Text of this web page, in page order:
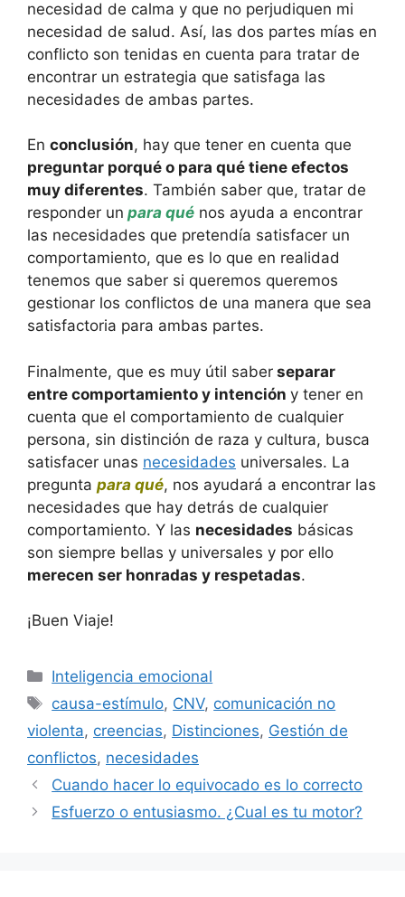
necesidad de calma y que no perjudiquen mi
necesidad de salud. Así, las dos partes mías en
conflicto son tenidas en cuenta para tratar de
encontrar un estrategia que satisfaga las
necesidades de ambas partes.
En conclusión, hay que tener en cuenta que
preguntar porqué o para qué tiene efectos
muy diferentes. También saber que, tratar de
responder un para qué nos ayuda a encontrar
las necesidades que pretendía satisfacer un
comportamiento, que es lo que en realidad
tenemos que saber si queremos queremos
gestionar los conflictos de una manera que sea
satisfactoria para ambas partes.
Finalmente, que es muy útil saber separar
entre comportamiento y intención y tener en
cuenta que el comportamiento de cualquier
persona, sin distinción de raza y cultura, busca
satisfacer unas necesidades universales. La
pregunta para qué, nos ayudará a encontrar las
necesidades que hay detrás de cualquier
comportamiento. Y las necesidades básicas
son siempre bellas y universales y por ello
merecen ser honradas y respetadas.
¡Buen Viaje!
Categorías
Inteligencia emocional
Etiquetas
causa-estímulo, CNV, comunicación no
violenta, creencias, Distinciones, Gestión de
conflictos, necesidades
Cuando hacer lo equivocado es lo correcto
Esfuerzo o entusiasmo. ¿Cual es tu motor?